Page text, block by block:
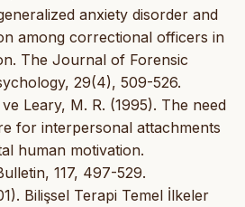
anxiety disorder and
among correctional officers in
The Journal of Forensic
29(4), 509-526.
Leary, M. R. (1995). The need
for interpersonal attachments
human motivation.
117, 497-529.
Bilişsel Terapi Temel İlkeler